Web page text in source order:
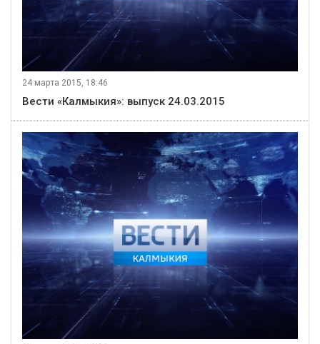
24 марта 2015, 18:46
Вести «Калмыкия»: выпуск 24.03.2015